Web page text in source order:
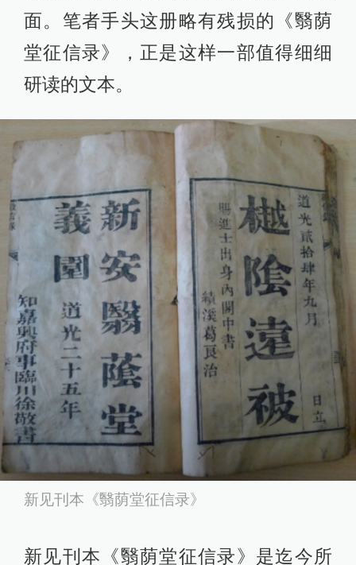
面。笔者手头这册略有残损的《翳荫
堂征信录》，正是这样一部值得细细
研读的文本。
新见刊本《翳荫堂征信录》
新见刊本《翳荫堂征信录》是迄今所